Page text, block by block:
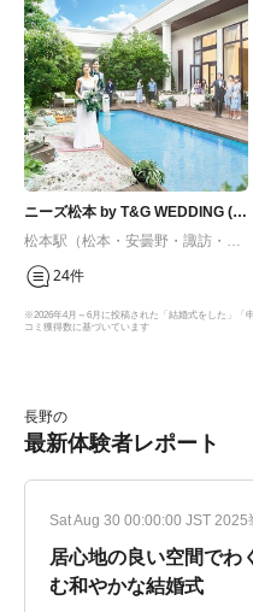
ニーズ松本 by T&G WEDDING (旧
ガーデンヒルズ迎賓館 松本)
松本駅（松本・安曇野・諏訪・蓼
科・伊那・駒ヶ根・飯田）
24件
※2026年4月～6月に投稿された「結婚式をした」「
コミ獲得数に基づいています
長野の
最新体験者レポート
Sat Aug 30 00:00:00 JST 2025
居心地の良い空間でわ
む和やかな結婚式